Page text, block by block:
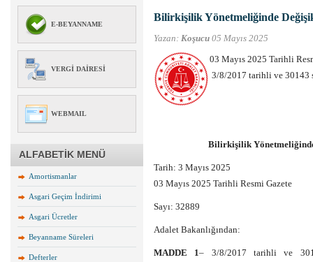
E-BEYANNAME
VERGI DAIRESI
WEBMAIL
ALFABETİK MENÜ
Amortismanlar
Asgari Geçim İndirimi
Asgari Ücretler
Beyanname Süreleri
Defterler
Bilirkişilik Yönetmeliğinde
Yazan: Koşucu 05 Mayıs 2025
03 Mayıs 2025 Tarihli
3/8/2017 tarihli ve 30143
Bilirkişilik
Tarih: 3 Mayıs 2025
03 Mayıs 2025 Tarihli Resmi Gazete
Sayı: 32889
Adalet Bakanlığından:
MADDE 1– 3/8/2017 tarihli ve